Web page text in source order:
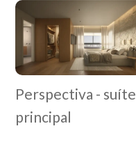
Perspectiva - suíte
principal